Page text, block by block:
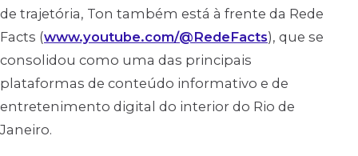
de trajetória, Ton também está à frente da Rede
Facts (www.youtube.com/@RedeFacts), que se
consolidou como uma das principais
plataformas de conteúdo informativo e de
entretenimento digital do interior do Rio de
Janeiro.